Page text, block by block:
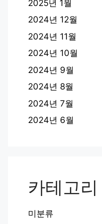
2025년 1월
2024년 12월
2024년 11월
2024년 10월
2024년 9월
2024년 8월
2024년 7월
2024년 6월
카테고리
미분류